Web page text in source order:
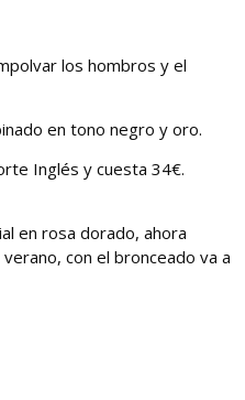
los hombros y el
en tono negro y oro.
Inglés y cuesta 34€.
en rosa dorado, ahora
con el bronceado va a